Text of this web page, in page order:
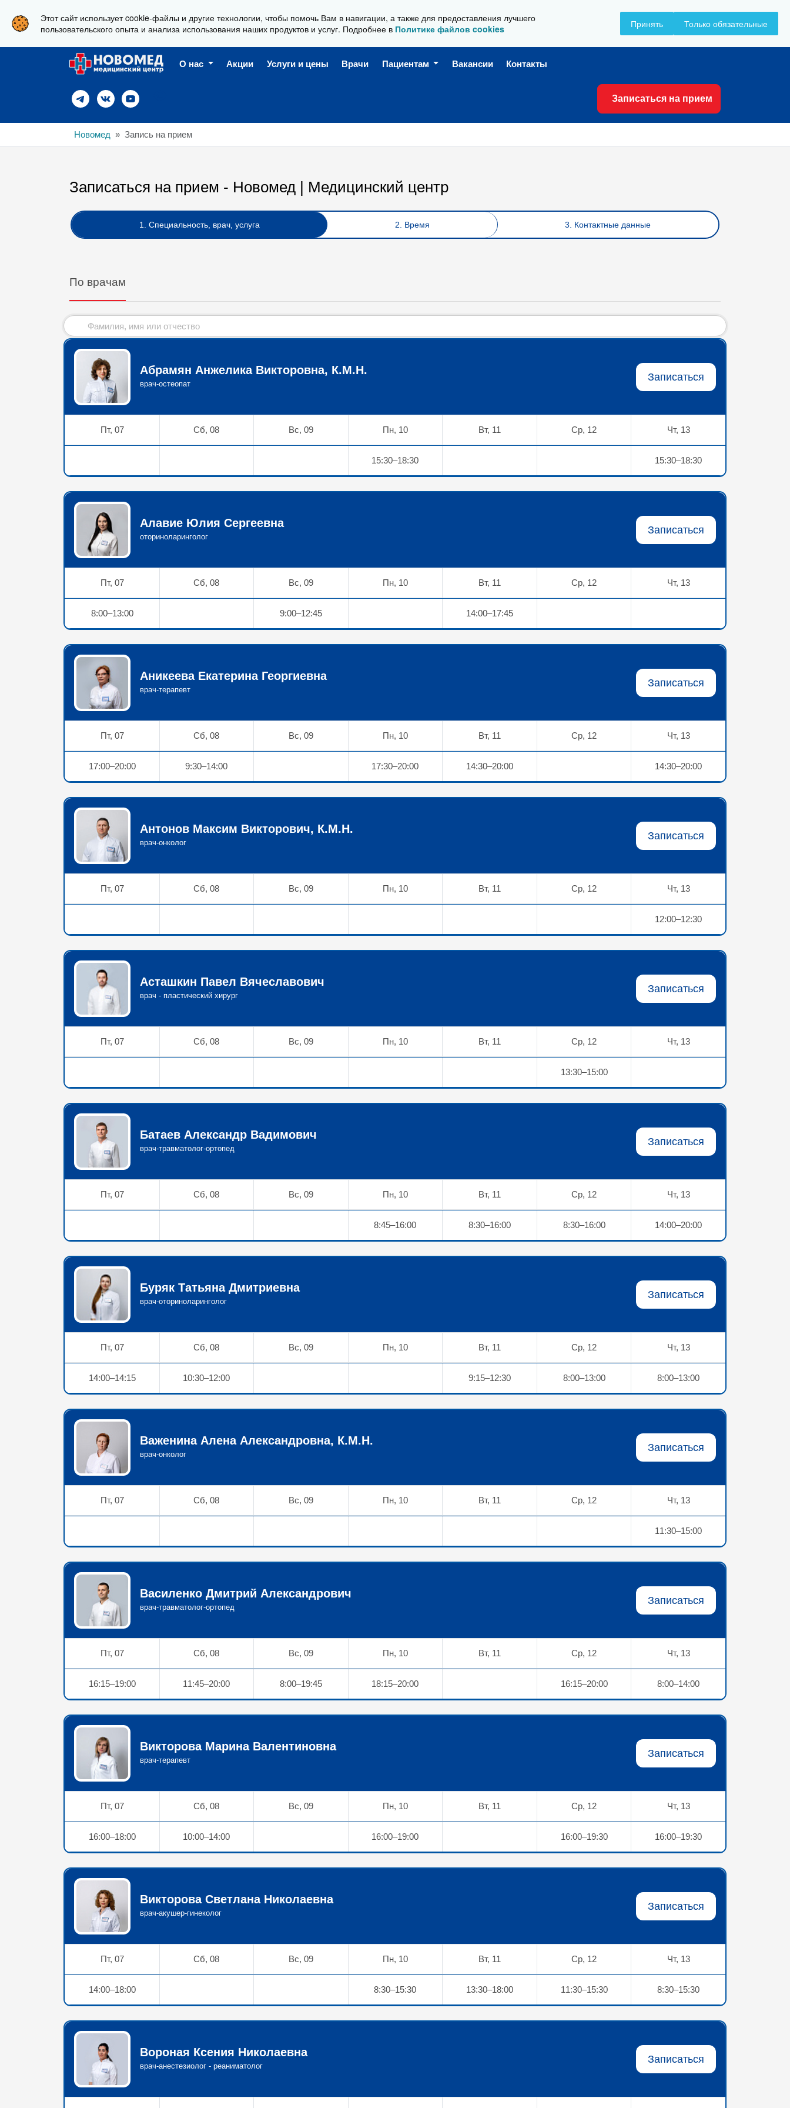
Этот сайт использует cookie-файлы и другие технологии, чтобы помочь Вам в навигации, а также для предоставления лучшего
пользовательского опыта и анализа использования наших продуктов и услуг. Подробнее в Политике файлов cookies Принять Только обязательные
г. Новороссийск, ул. Свердлова 36А Ежедневно, с 08:00 до 20:00 +7 (8617) 799-799
О нас Акции Услуги и цены Врачи Пациентам Вакансии Контакты
Записаться на прием
Новомед Запись на прием
Записаться на прием - Новомед | Медицинский центр
1. Специальность, врач, услуга 2. Время 3. Контактные данные
По врачам
Абрамян Анжелика Викторовна, К.М.Н.
врач-остеопат
Записаться
Пт, 07 Сб, 08 Вс, 09 Пн, 10 Вт, 11 Ср, 12 Чт, 13
15:30–18:30 15:30–18:30
Алавие Юлия Сергеевна
оториноларинголог
Записаться
Пт, 07 Сб, 08 Вс, 09 Пн, 10 Вт, 11 Ср, 12 Чт, 13
8:00–13:00 9:00–12:45 14:00–17:45
Аникеева Екатерина Георгиевна
врач-терапевт
Записаться
Пт, 07 Сб, 08 Вс, 09 Пн, 10 Вт, 11 Ср, 12 Чт, 13
17:00–20:00 9:30–14:00 17:30–20:00 14:30–20:00 14:30–20:00
Антонов Максим Викторович, К.М.Н.
врач-онколог
Записаться
Пт, 07 Сб, 08 Вс, 09 Пн, 10 Вт, 11 Ср, 12 Чт, 13
12:00–12:30
Асташкин Павел Вячеславович
врач - пластический хирург
Записаться
Пт, 07 Сб, 08 Вс, 09 Пн, 10 Вт, 11 Ср, 12 Чт, 13
13:30–15:00
Батаев Александр Вадимович
врач-травматолог-ортопед
Записаться
Пт, 07 Сб, 08 Вс, 09 Пн, 10 Вт, 11 Ср, 12 Чт, 13
8:45–16:00 8:30–16:00 8:30–16:00 14:00–20:00
Буряк Татьяна Дмитриевна
врач-оториноларинголог
Записаться
Пт, 07 Сб, 08 Вс, 09 Пн, 10 Вт, 11 Ср, 12 Чт, 13
14:00–14:15 10:30–12:00 9:15–12:30 8:00–13:00 8:00–13:00
Важенина Алена Александровна, К.М.Н.
врач-онколог
Записаться
Пт, 07 Сб, 08 Вс, 09 Пн, 10 Вт, 11 Ср, 12 Чт, 13
11:30–15:00
Василенко Дмитрий Александрович
врач-травматолог-ортопед
Записаться
Пт, 07 Сб, 08 Вс, 09 Пн, 10 Вт, 11 Ср, 12 Чт, 13
16:15–19:00 11:45–20:00 8:00–19:45 18:15–20:00 16:15–20:00 8:00–14:00
Викторова Марина Валентиновна
врач-терапевт
Записаться
Пт, 07 Сб, 08 Вс, 09 Пн, 10 Вт, 11 Ср, 12 Чт, 13
16:00–18:00 10:00–14:00 16:00–19:00 16:00–19:30 16:00–19:30
Викторова Светлана Николаевна
врач-акушер-гинеколог
Записаться
Пт, 07 Сб, 08 Вс, 09 Пн, 10 Вт, 11 Ср, 12 Чт, 13
14:00–18:00 8:30–15:30 13:30–18:00 11:30–15:30 8:30–15:30
Вороная Ксения Николаевна
врач-анестезиолог - реаниматолог
Записаться